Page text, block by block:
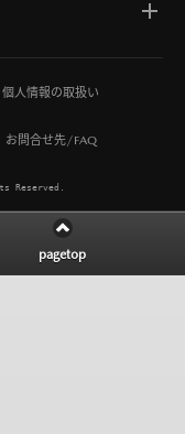
個人情報の取扱い
お問合せ先/FAQ
Reserved.
pagetop